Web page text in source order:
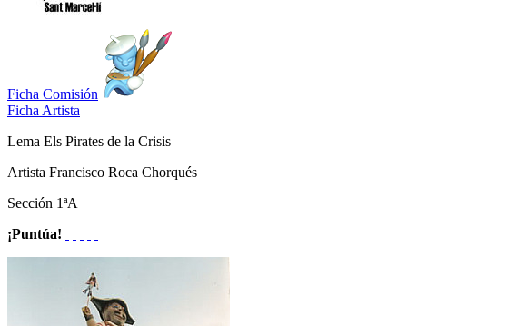
Ficha Comisión
Ficha Artista
Lema Els Pirates de la Crisis
Artista Francisco Roca Chorqués
Sección 1ªA
¡Puntúa!